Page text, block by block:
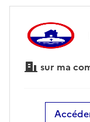
sur ma